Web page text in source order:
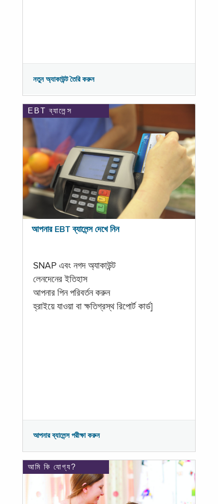
নতুন অ্যাকাউন্ট তৈরি করুন
EBT ব্যালেন্স
আপনার EBT ব্যালেন্স দেখে নিন
SNAP এবং নগদ অ্যাকাউন্ট
লেনদেনের ইতিহাস
আপনার পিন পরিবর্তন করুন
হ্রাইয়ে যাওয়া বা ক্ষতিগ্রস্থ রিপোর্ট কার্ড]
আপনার ব্যালেন্স পরীক্ষা করুন
আমি কি যোগ্য?